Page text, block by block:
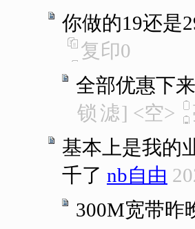
你做的19还是
复印0
全部优惠下
锁 滤] <空>
基本上是我的
千了 nb自由
300M宽带昨